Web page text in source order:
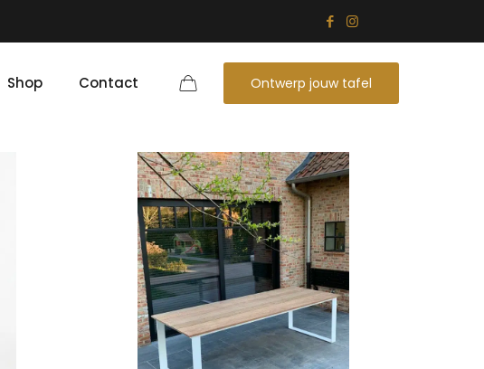
Shop Contact Ontwerp jouw tafel